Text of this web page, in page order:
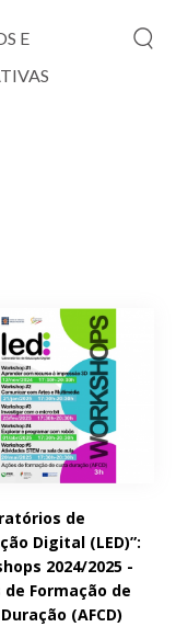
E
de
Digital (LED)”:
2024/2025 -
de Formação de
(AFCD)